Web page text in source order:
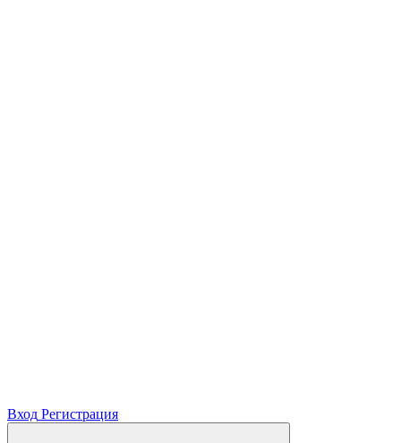
Вход Регистрация